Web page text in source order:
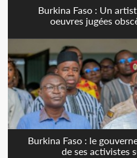
Burkina Faso : Un
oeuvres jugées
Burkina Faso : le
de ses activistes